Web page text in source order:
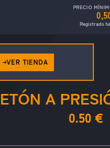
PRECIO
Registrado
VER TIENDA
A
0.50 €